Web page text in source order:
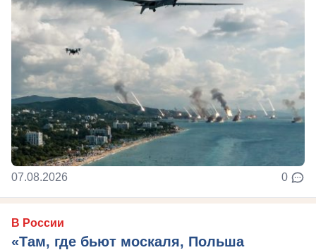
07.08.2026 0
В России
«Там, где бьют москаля, Польша